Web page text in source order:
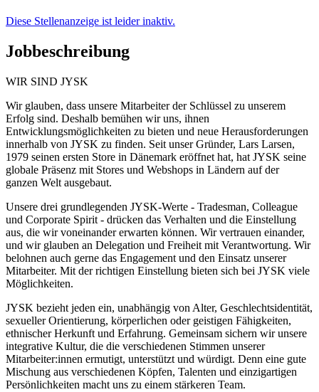
Diese Stellenanzeige ist leider inaktiv.
Jobbeschreibung
WIR SIND JYSK
Wir glauben, dass unsere Mitarbeiter der Schlüssel zu unserem
Erfolg sind. Deshalb bemühen wir uns, ihnen
Entwicklungsmöglichkeiten zu bieten und neue Herausforderungen
innerhalb von JYSK zu finden. Seit unser Gründer, Lars Larsen,
1979 seinen ersten Store in Dänemark eröffnet hat, hat JYSK seine
globale Präsenz mit Stores und Webshops in Ländern auf der
ganzen Welt ausgebaut.
Unsere drei grundlegenden JYSK-Werte - Tradesman, Colleague
und Corporate Spirit - drücken das Verhalten und die Einstellung
aus, die wir voneinander erwarten können. Wir vertrauen einander,
und wir glauben an Delegation und Freiheit mit Verantwortung. Wir
belohnen auch gerne das Engagement und den Einsatz unserer
Mitarbeiter. Mit der richtigen Einstellung bieten sich bei JYSK viele
Möglichkeiten.
JYSK bezieht jeden ein, unabhängig von Alter, Geschlechtsidentität,
sexueller Orientierung, körperlichen oder geistigen Fähigkeiten,
ethnischer Herkunft und Erfahrung. Gemeinsam sichern wir unsere
integrative Kultur, die die verschiedenen Stimmen unserer
Mitarbeiter:innen ermutigt, unterstützt und würdigt. Denn eine gute
Mischung aus verschiedenen Köpfen, Talenten und einzigartigen
Persönlichkeiten macht uns zu einem stärkeren Team.